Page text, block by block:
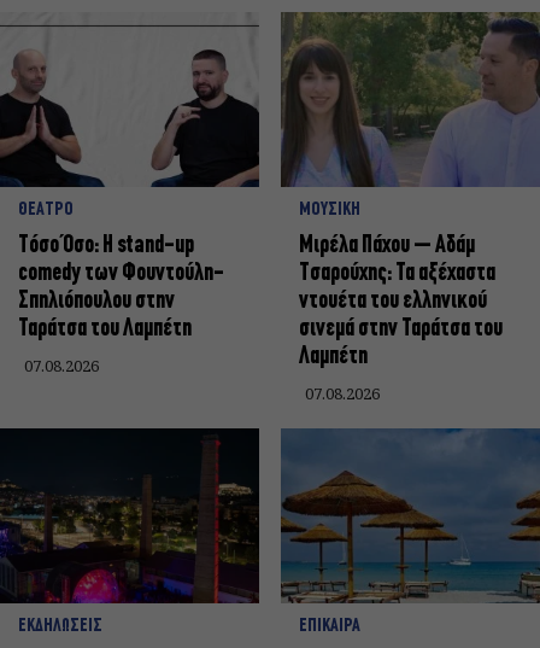
ΘΕΑΤΡΟ
Τόσο Όσο: Η stand-up
comedy των Φουντούλη-
Σπηλιόπουλου στην
Ταράτσα του Λαμπέτη
07.08.2026
ΜΟΥΣΙΚΗ
Μιρέλα Πάχου – Αδάμ
Τσαρούχης: Τα αξέχαστα
ντουέτα του ελληνικού
σινεμά στην Ταράτσα του
Λαμπέτη
07.08.2026
ΕΚΔΗΛΩΣΕΙΣ ΕΠΙΚΑΙΡΑ